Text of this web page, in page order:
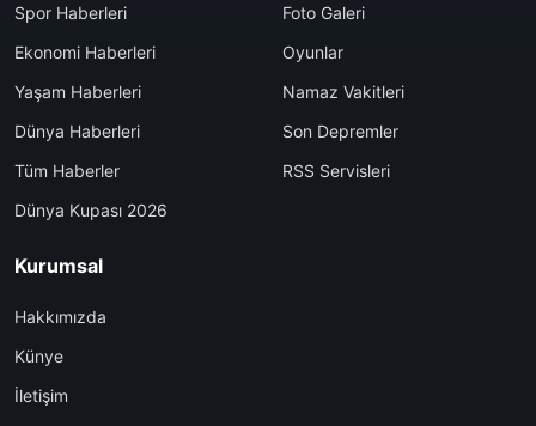
Spor Haberleri
Ekonomi Haberleri
Yaşam Haberleri
Dünya Haberleri
Tüm Haberler
Dünya Kupası 2026
Foto Galeri
Oyunlar
Namaz Vakitleri
Son Depremler
RSS Servisleri
Kurumsal
Hakkımızda
Künye
İletişim